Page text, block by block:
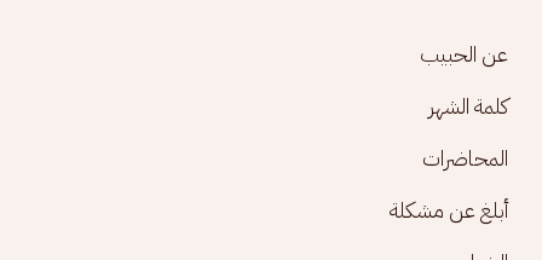
Footer menu
عن الحبيب
كلمة الشهر
المحاضرات
أبلغ عن مشكلة